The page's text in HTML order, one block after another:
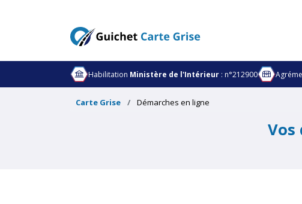
Habilitation Ministère de l'Intérieur : n°212900
Carte Grise Démarches en ligne
Vos